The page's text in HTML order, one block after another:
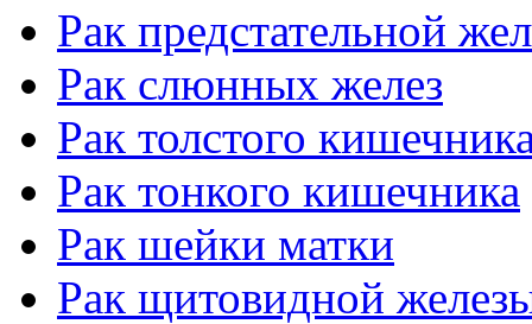
Рак предстательной
Рак слюнных желез
Рак толстого
Рак тонкого кишечника
Рак шейки матки
Рак щитовидной